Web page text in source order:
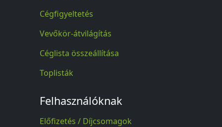
Cégfigyeltetés
Vevőkör-átvilágítás
Céglista összeállítása
Toplisták
Felhasználóknak
Előfizetés / Díjcsomagok